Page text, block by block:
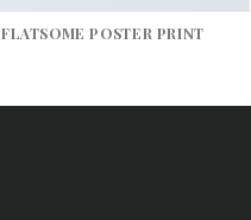
FLATSOME POSTER PRINT